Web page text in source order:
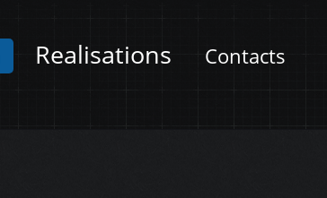
Realisations Contacts